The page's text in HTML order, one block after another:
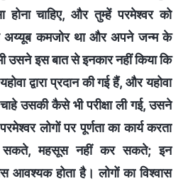
होना चाहिए, और तुम्हें परमेश्वर को
अय्यूब कमजोर था और अपने जन्म के
उसने इस बात से इनकार नहीं किया कि
द्वारा प्रदान की गई हैं, और यहोवा
उसकी कैसे भी परीक्षा ली गई, उसने
लोगों पर पूर्णता का कार्य करता
महसूस नहीं कर सकते; इन
आवश्यक होता है। लोगों का विश्वास